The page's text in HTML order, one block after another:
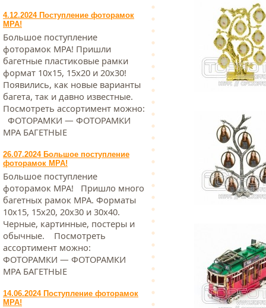
4.12.2024 Поступление фоторамок
МРА!
Большое поступление
фоторамок МРА! Пришли
багетные пластиковые рамки
формат 10х15, 15х20 и 20х30!
Появились, как новые варианты
багета, так и давно известные.
Посмотреть ассортимент можно:
ФОТОРАМКИ — ФОТОРАМКИ
МРА БАГЕТНЫЕ
26.07.2024 Большое поступление
фоторамок МРА!
Большое поступление
фоторамок МРА! Пришло много
багетных рамок МРА. Форматы
10х15, 15х20, 20х30 и 30х40.
Черные, картинные, постеры и
обычные. Посмотреть
ассортимент можно:
ФОТОРАМКИ — ФОТОРАМКИ
МРА БАГЕТНЫЕ
14.06.2024 Поступление фоторамок
МРА!